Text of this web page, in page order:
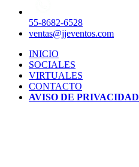
55-8682-6528
ventas@jjeventos.com
INICIO
SOCIALES
VIRTUALES
CONTACTO
AVISO DE PRIVACIDAD